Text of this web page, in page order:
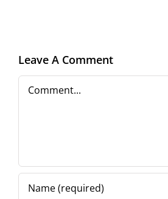
Leave A Comment